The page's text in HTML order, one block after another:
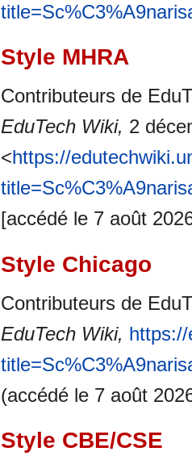
Style MHRA
Contributeurs de
EduTech Wiki, 2
<https://
[accédé le 7 août
Style Chicago
Contributeurs de
EduTech Wiki,
(accédé le 7 août
Style CBE/CSE